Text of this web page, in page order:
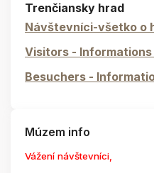
Trenčiansky hrad
Návštevníci-všetko o
Visitors -
Besuchers -
Múzem info
Vážení návštevníci,